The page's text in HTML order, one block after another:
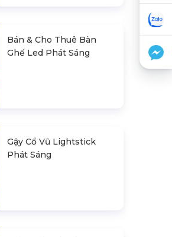
Bán & Cho Thuê Bàn
Ghế Led Phát Sáng
Gậy Cổ Vũ Lightstick
Phát Sáng